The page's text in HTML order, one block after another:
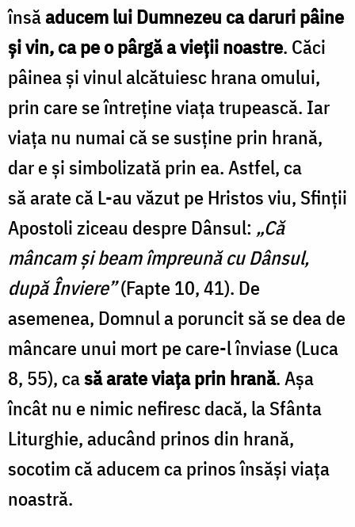
însăaducem lui Dumnezeu ca daruri pâine
și vin, ca pe o pârgă a vieții noastre. Căci
pâinea și vinul alcătuiesc hrana omului,
prin care se întreține viața trupească. Iar
viața nu numai că se susține prin hrană,
dar e și simbolizată prin ea. Astfel, ca
să arate că L-au văzut pe Hristos viu, Sfinții
Apostoli ziceau despre Dânsul: „Că
mâncam și beam împreună cu Dânsul,
după Înviere”(Fapte 10, 41). De
asemenea, Domnul a poruncit să se dea de
mâncare unui mort pe care-l înviase (Luca
8, 55), casă arate viața prin hrană. Așa
încât nu e nimic nefiresc dacă, la Sfânta
Liturghie, aducând prinos din hrană,
socotim că aducem ca prinos însăși viața
noastră.